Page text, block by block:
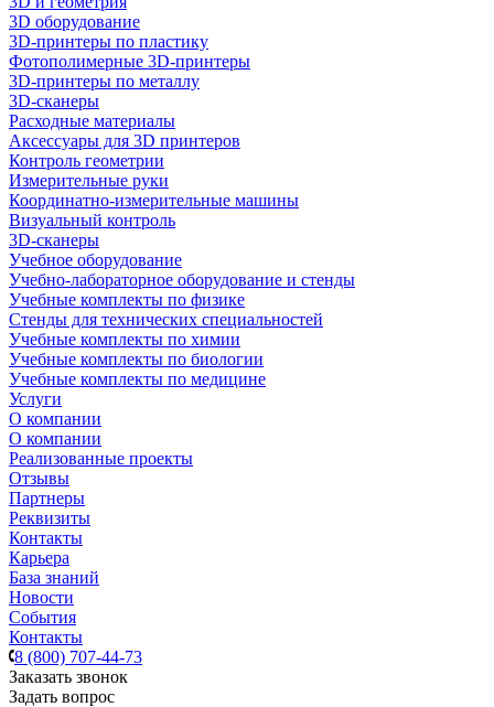
3D оборудование
3D-принтеры по пластику
Фотополимерные 3D-принтеры
3D-принтеры по металлу
3D-сканеры
Расходные материалы
Аксессуары для 3D принтеров
Контроль геометрии
Измерительные руки
Координатно-измерительные машины
Визуальный контроль
3D-сканеры
Учебное оборудование
Учебно-лабораторное оборудование и стенды
Учебные комплекты по физике
Стенды для технических специальностей
Учебные комплекты по химии
Учебные комплекты по биологии
Учебные комплекты по медицине
Услуги
О компании
О компании
Реализованные проекты
Отзывы
Партнеры
Реквизиты
Контакты
Карьера
База знаний
Новости
События
Контакты
8 (800) 707-44-73
Заказать звонок
Задать вопрос